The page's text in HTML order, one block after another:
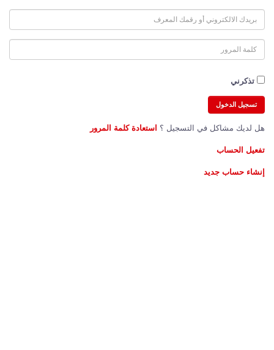
تذكرني
هل لديك مشاكل في التسجيل ؟ استعادة كلمة المرور
تفعيل الحساب
إنشاء حساب جديد